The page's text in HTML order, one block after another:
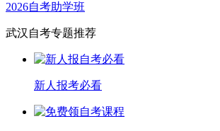
2026自考助学班
武汉自考专题推荐
新人报考必看